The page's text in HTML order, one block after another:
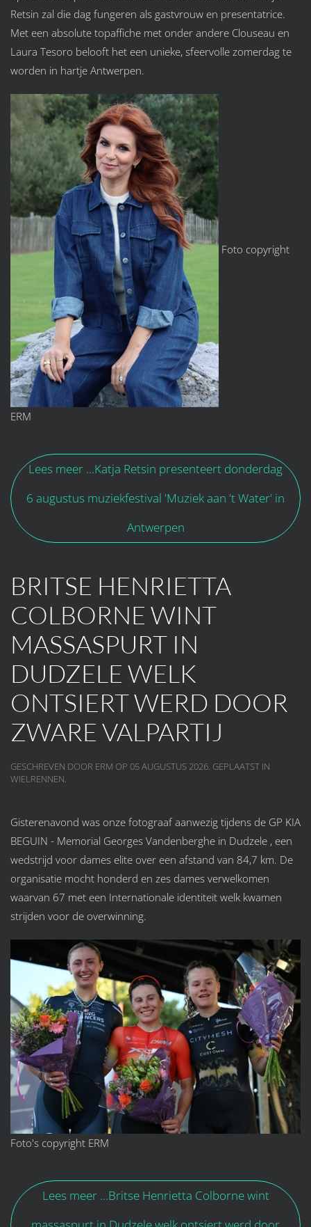
Retsin zal die dag fungeren als gastvrouw en presentatrice.
Met een absolute topaffiche met onder andere Clouseau en
Laura Tesoro belooft het een unieke, sfeervolle zomerdag te
worden in hartje Antwerpen.
Foto copyright
ERM
Lees meer …Katja Retsin presenteert donderdag
6 augustus muziekfestival 'Muziek aan 't Water' in
Antwerpen
BRITSE HENRIETTA
COLBORNE WINT
MASSASPURT IN
DUDZELE WELK
ONTSIERT WERD DOOR
ZWARE VALPARTIJ
GESCHREVEN DOOR ERM OP 05 AUGUSTUS 2026. GEPLAATST IN
WIELRENNEN.
Gisterenavond was onze fotograaf aanwezig tijdens de GP KIA
BEGUIN - Memorial Georges Vandenberghe in Dudzele , een
wedstrijd voor dames elite over een afstand van 84,7 km. De
organisatie mocht honderd en zes dames verwelkomen
waarvan 67 met een Internationale identiteit welk kwamen
strijden voor de overwinning.
Foto's copyright ERM
Lees meer …Britse Henrietta Colborne wint